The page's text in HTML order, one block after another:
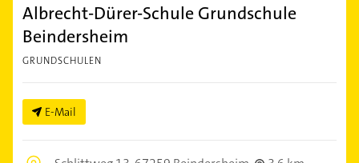
Albrecht-Dürer-Schule Grundschule
Beindersheim
GRUNDSCHULEN
E-Mail